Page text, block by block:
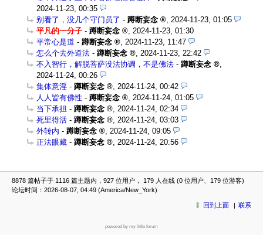
2024-11-23, 00:35
别看了，没几个守门员了 - 蹲断妄念
2024-11-23, 01:05
平凡的一分子 - 蹲断妄念
2024-11-23, 01:30
平常心是道 - 蹲断妄念
2024-11-23, 11:47
怎么个去外道法 - 蹲断妄念
2024-11-23, 22:42
不入智行，解脱菩萨没法协调，不是佛法 - 蹲断妄念
2024-11-24, 00:26
集体意淫 - 蹲断妄念
2024-11-24, 00:42
人人皆有佛性 - 蹲断妄念
2024-11-24, 01:05
当下承担 - 蹲断妄念
2024-11-24, 02:34
死里得活 - 蹲断妄念
2024-11-24, 03:03
外转内 - 蹲断妄念
2024-11-24, 09:05
正法眼藏 - 蹲断妄念 2024-11-24, 20:56
8878 篇帖子于 1116 篇主题内，927 位用户， 179 人在线 (0 位用户、179 位游客)
论坛时间：2026-08-07, 04:49 (America/New_York)
回到上面 联系
powered by my little forum